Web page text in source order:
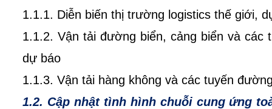
1.1.1. Diễn biến thị trường logistics thế giới,
1.1.2. Vận tải đường biển, cảng biển và các
dự báo
1.1.3. Vận tải hàng không và các tuyến
1.2. Cập nhật tình hình chuỗi cung ứng